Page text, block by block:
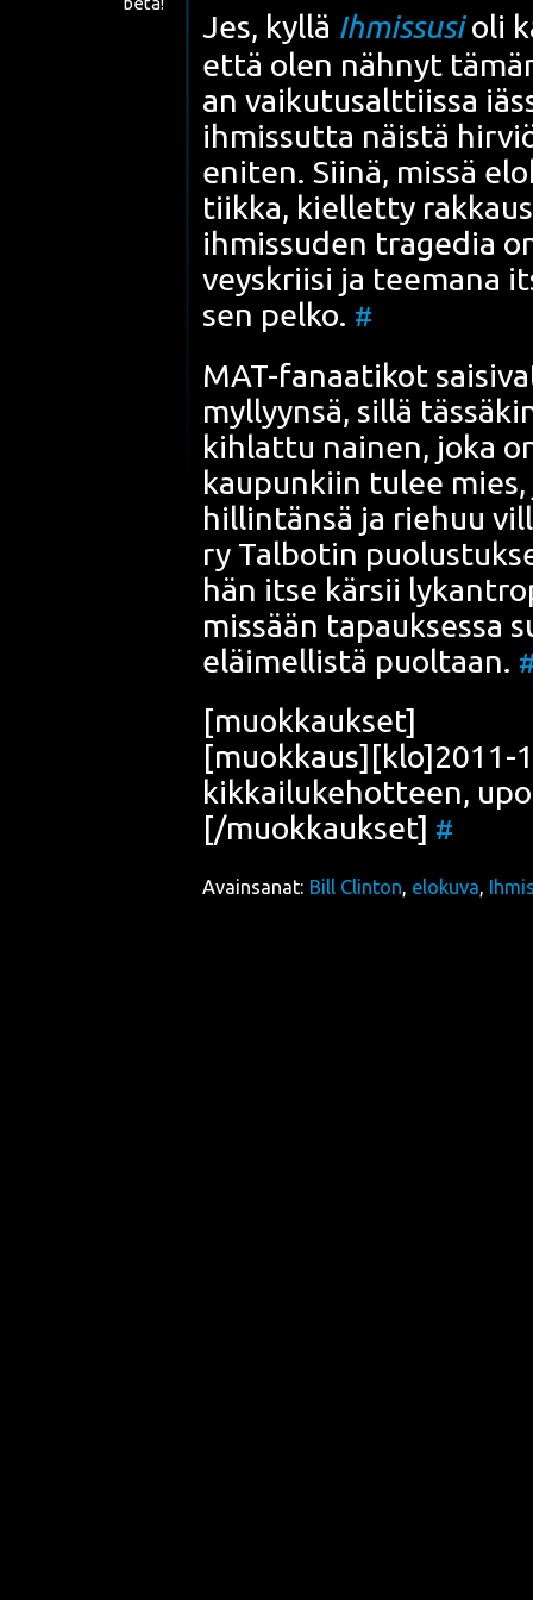
Jes, kyl­lä Ihmis­susioli
että olen näh­nyt
an vai­ku­tusalt­tiis­sa
ihmis­sut­ta näis­tä
eni­ten. Sii­nä, mis­sä
tiik­ka, kiel­let­ty
ihmis­su­den tra­ge­dia
veys­krii­si ja tee­ma­na
sen pel­ko. #
MAT-fanaa­ti­kot
myl­lyyn­sä, sil­lä
kih­lat­tu nai­nen, joka
kau­pun­kiin tulee
hil­lin­tän­sä ja rie­huu
ry Tal­bo­tin
hän itse kär­sii
mis­sään tapauk­ses­sa
eläi­mel­lis­tä puol­taan.
[muok­kauk­set]
kik­kai­lu­ke­hot­teen,
[/muokkaukset] #
Avainsanat: Bill Clinton, elokuva,